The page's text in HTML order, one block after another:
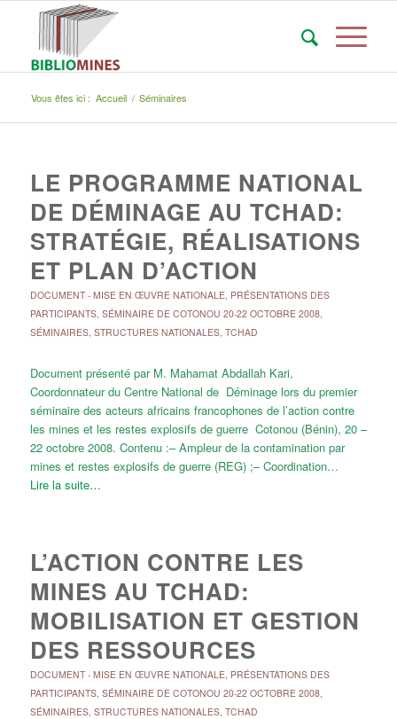
Vous êtes ici : Accueil / Séminaires
LE PROGRAMME NATIONAL
DE DÉMINAGE AU TCHAD:
STRATÉGIE, RÉALISATIONS
ET PLAN D’ACTION
DOCUMENT- MISE EN ŒUVRE NATIONALE, PRÉSENTATIONS DES
PARTICIPANTS, SÉMINAIRE DE COTONOU 20-22 OCTOBRE 2008,
SÉMINAIRES, STRUCTURES NATIONALES, TCHAD
Document présenté par M. Mahamat Abdallah Kari,
Coordonnateur du Centre National de Déminage lors du premier
séminaire des acteurs africains francophones de l’action contre
les mines et les restes explosifs de guerre Cotonou (Bénin), 20 –
22 octobre 2008. Contenu :– Ampleur de la contamination par
mines et restes explosifs de guerre (REG) ;– Coordination…
Lire la suite…
L’ACTION CONTRE LES
MINES AU TCHAD:
MOBILISATION ET GESTION
DES RESSOURCES
DOCUMENT- MISE EN ŒUVRE NATIONALE, PRÉSENTATIONS DES
PARTICIPANTS, SÉMINAIRE DE COTONOU 20-22 OCTOBRE 2008,
SÉMINAIRES, STRUCTURES NATIONALES, TCHAD